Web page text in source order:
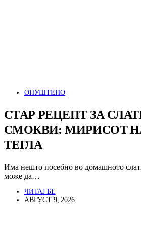
ОПУШТЕНО
СТАР РЕЦЕПТ ЗА
СМОКВИ: МИРИСОТ
ТЕГЛА
Има нешто посебно во домашното
може да…
ЧИТАЈ БЕ
АВГУСТ 9, 2026